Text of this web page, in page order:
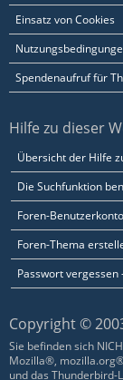
Einsatz von Cookies
Spendenaufruf für
Hilfe zu dieser
Übersicht der Hilfe
Die Suchfunktion
Foren-
Foren-Thema
Passwort
Copyright ©
Sie befinden sich
Mozilla®,
und das Thunderbird-